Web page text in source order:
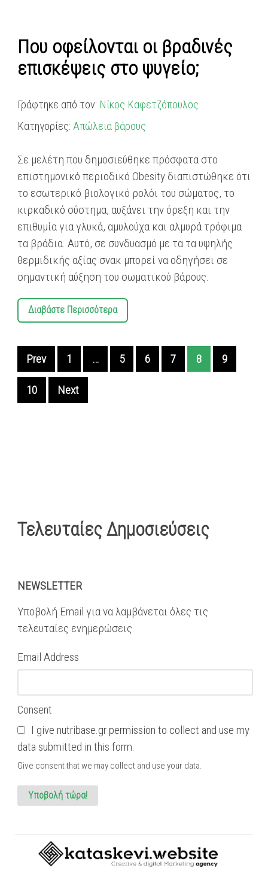
Που οφείλονται οι βραδινές
επισκέψεις στο ψυγείο;
Γράφτηκε από τον: Νίκος Καφετζόπουλος
Κατηγορίες: Απώλεια βάρους
Σε μελέτη που δημοσιεύθηκε πρόσφατα στο
επιστημονικό περιοδικό Obesity διαπιστώθηκε ότι
το εσωτερικό βιολογικό ρολόι του σώματος, το
κιρκαδικό σύστημα, αυξάνει την όρεξη και την
επιθυμία για γλυκά, αμυλούχα και αλμυρά τρόφιμα
τα βράδια. Αυτό, σε συνδυασμό με τα τα υψηλής
θερμιδικής αξίας σνακ μπορεί να οδηγήσει σε
σημαντική αύξηση του σωματικού βάρους.
Διαβάστε Περισσότερα
Prev 1 … 5 6 7 8 9
10 Next
Τελευταίες Δημοσιεύσεις
NEWSLETTER
Υποβολή Email για να λαμβάνεται όλες τις
τελευταίες ενημερώσεις.
Email Address
Consent
I give nutribase.gr permission to collect and use my
data submitted in this form.
Give consent that we may collect and use your data.
Υποβολή τώρα!